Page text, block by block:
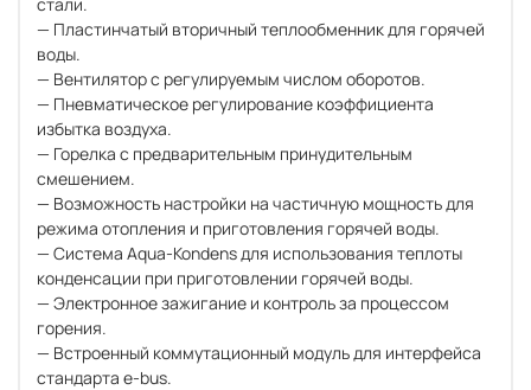
— Пластинчатый вторичный теплообменник для горячей
воды.
— Вентилятор с регулируемым числом оборотов.
— Пневматическое регулирование коэффициента
избытка воздуха.
— Горелка с предварительным принудительным
смешением.
— Возможность настройки на частичную мощность для
режима отопления и приготовления горячей воды.
— Система Aqua-Kondens для использования теплоты
конденсации при приготовлении горячей воды.
— Электронное зажигание и контроль за процессом
горения.
— Встроенный коммутационный модуль для интерфейса
стандарта e-bus.